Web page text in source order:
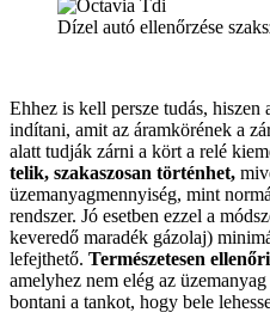
Dízel autó ellenőrzése
Ehhez is kell persze tudás,
indítani, amit az áramkörének a
alatt tudják zárni a kört a relé
telik, szakaszosan történhet,
üzemanyagmennyiség, mint
rendszer. Jó esetben ezzel a
keveredő maradék gázolaj)
lefejthető. Természetesen
amelyhez nem elég az
bontani a tankot, hogy bele